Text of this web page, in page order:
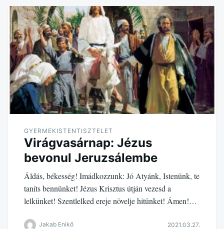
GYERMEKISTENTISZTELET
Virágvasárnap: Jézus
bevonul Jeruzsálembe
Áldás, békesség! Imádkozzunk: Jó Atyánk, Istenünk, te
taníts bennünket! Jézus Krisztus útján vezesd a
lelkünket! Szentlelked ereje növelje hitünket! Ámen!…
Jakab Enikő 2021.03.27.